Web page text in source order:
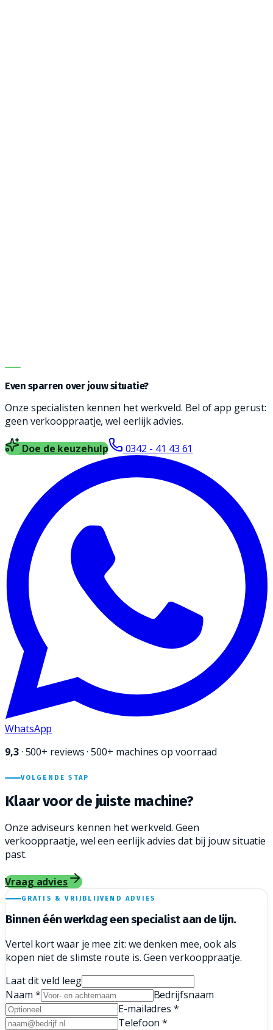
DIRECT ADVIES
Even sparren over jouw situatie?
Onze specialisten kennen het werkveld. Bel of app gerust:
geen verkooppraatje, wel eerlijk advies.
Doe de keuzehulp 0342 - 41 43 61
WhatsApp
9,3· 500+ reviews · 500+ machines op voorraad
VOLGENDE STAP
Klaar voor de juiste machine?
Onze adviseurs kennen het werkveld. Geen
verkooppraatje, wel een eerlijk advies dat bij jouw situatie
past.
Vraag advies
GRATIS & VRIJBLIJVEND ADVIES
Binnen één werkdag eenspecialist aan de lijn.
Vertel kort waar je mee zit: we denken mee, ook als
kopen niet de slimste route is. Geen verkooppraatje.
Laat dit veld leeg
Naam *
Bedrijfsnaam
E-mailadres *
Telefoon *